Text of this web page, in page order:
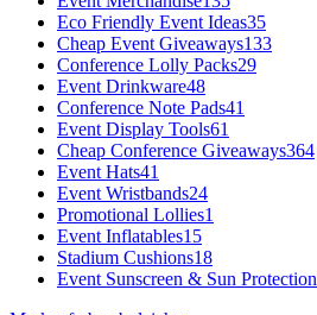
Eco Friendly Event Ideas35
Cheap Event Giveaways133
Conference Lolly Packs29
Event Drinkware48
Conference Note Pads41
Event Display Tools61
Cheap Conference Giveaways364
Event Hats41
Event Wristbands24
Promotional Lollies1
Event Inflatables15
Stadium Cushions18
Event Sunscreen & Sun Protection